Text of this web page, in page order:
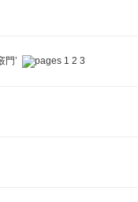
門’ 1 2 3